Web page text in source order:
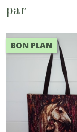
par
BON PLAN